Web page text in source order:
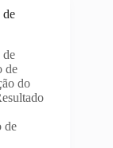
de
de
de
do
de